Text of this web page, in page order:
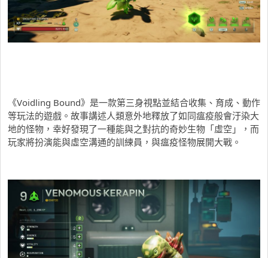
《Voidling Bound》是一款第三身視點並結合收集、育成、動作
等玩法的遊戲。故事講述人類意外地釋放了如同瘟疫般會汙染大
地的怪物，幸好發現了一種能與之對抗的奇妙生物「虛空」，而
玩家將扮演能與虛空溝通的訓練員，與瘟疫怪物展開大戰。